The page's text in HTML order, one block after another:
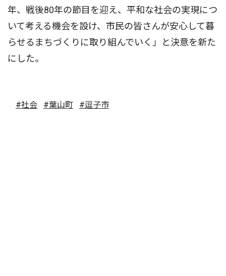
年、戦後80年の節目を迎え、平和な社会の実現につ
いて考える機会を設け、市民の皆さんが安心して暮
らせるまちづくりに取り組んでいく」と決意を新た
にした。
#社会 #葉山町 #逗子市